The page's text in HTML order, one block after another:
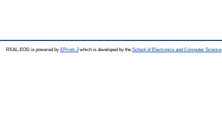
REAL-EOD is powered by EPrints 3which is developed by the School of Electronics and Computer Science